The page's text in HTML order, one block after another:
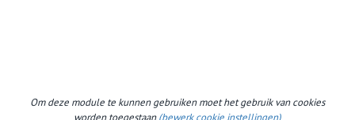
Om deze module te kunnen gebruiken moet het gebruik van cookies
worden toegestaan(bewerk cookie instellingen)